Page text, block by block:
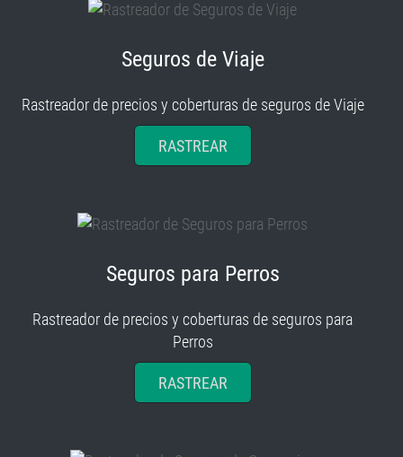
Seguros de Viaje
Rastreador de precios y coberturas de seguros de Viaje
RASTREAR
Seguros para Perros
Rastreador de precios y coberturas de seguros para
Perros
RASTREAR